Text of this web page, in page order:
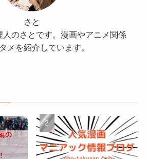
さと
人のさとです。漫画やアニメ関係
メを紹介しています。